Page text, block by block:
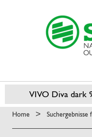
Home >